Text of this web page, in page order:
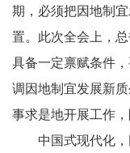
期，必须把因地制
置。此次全会上，
具备一定禀赋条件
调因地制宜发展新
事求是地开展工作
中国式现代化